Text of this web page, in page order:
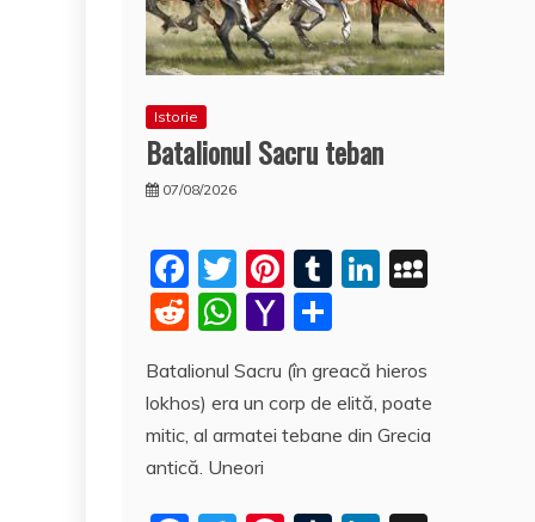
Istorie
Batalionul Sacru teban
07/08/2026
F
a
c
e
b
o
T
w
itt
er
Pi
nt
er
e
st
T
bl
r
Li
e
dI a
R
d
di
t
W
at
s
A
p
Y
h
o
M
rt
aj
a
Batalionul Sacru (în greacă hieros
lokhos) era un corp de elită, poate
mitic, al armatei tebane din Grecia
antică. Uneori